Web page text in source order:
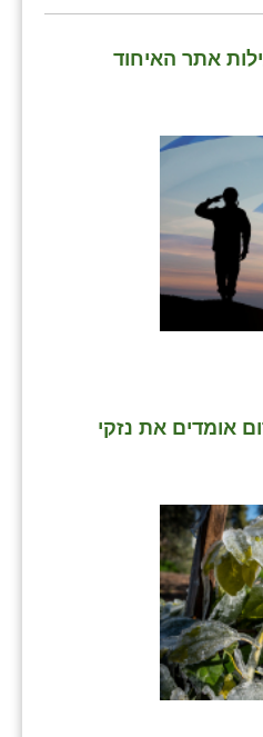
אתר האיחוד
אומדים את נזקי